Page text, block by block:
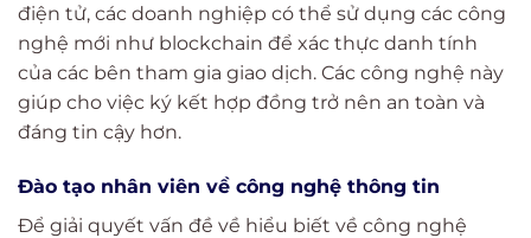
điện tử, các doanh nghiệp có thể sử dụng các công
nghệ mới như blockchain để xác thực danh tính
của các bên tham gia giao dịch. Các công nghệ này
giúp cho việc ký kết hợp đồng trở nên an toàn và
đáng tin cậy hơn.
Đào tạo nhân viên về công nghệ thông tin
Để giải quyết vấn đề về hiểu biết về công nghệ